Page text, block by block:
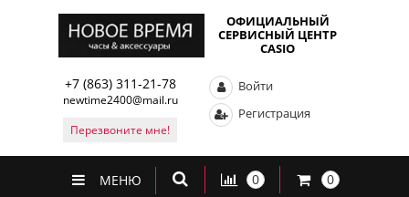
ОФИЦИАЛЬНЫЙ
СЕРВИСНЫЙ ЦЕНТР
CASIO
+7 (863) 311-21-78
newtime2400@mail.ru
Перезвоните мне!
Войти
Регистрация
МЕНЮ 0 0